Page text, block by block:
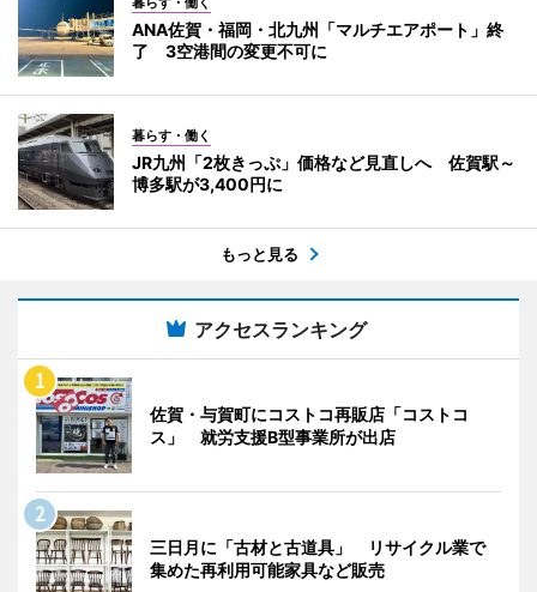
ANA佐賀・福岡・北九州「マルチエアポート」終
了 3空港間の変更不可に
暮らす・働く
JR九州「2枚きっぷ」価格など見直しへ 佐賀駅～
博多駅が3,400円に
もっと見る
アクセスランキング
佐賀・与賀町にコストコ再販店「コストコ
ス」 就労支援B型事業所が出店
三日月に「古材と古道具」 リサイクル業で
集めた再利用可能家具など販売